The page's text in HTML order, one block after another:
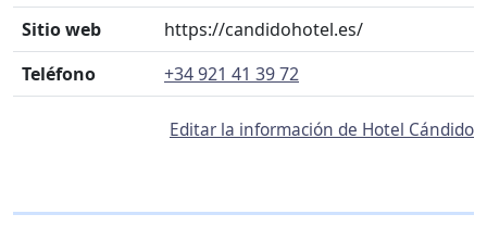
Sitio web
https://candidohotel.es/
Teléfono
+34 921 41 39 72
Editar la información de Hotel Cándido